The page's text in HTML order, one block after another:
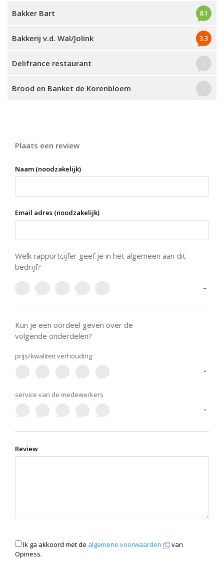
Bakker Bart 8.1
Bakkerij v.d. Wal/Jolink 3.3
Delifrance restaurant -
Brood en Banket de Korenbloem -
Plaats een review
Naam (noodzakelijk)
Email adres (noodzakelijk)
Welk rapportcijfer geef je in het algemeen aan dit
bedrijf?
-
Kun je een oordeel geven over de
volgende onderdelen?
prijs/kwaliteit verhouding
-
service van de medewerkers
-
Review
Ik ga akkoord met de algemene voorwaarden
van
Opiness.